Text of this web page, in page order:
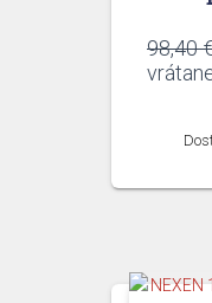
98,40